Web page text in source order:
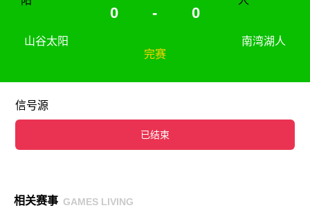
山谷太阳
0 - 0
完赛
南湾湖人
信号源
已结束
相关赛事 GAMES LIVING